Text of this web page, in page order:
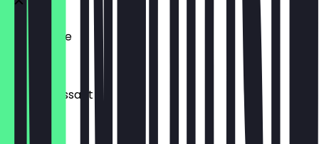
Ofenfrische
0,54 €
Buttercroissant
1,80 €